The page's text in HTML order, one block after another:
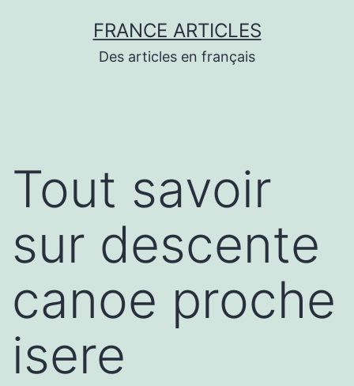
FRANCE ARTICLES
Des articles en français
Tout savoir
sur descente
canoe proche
isere